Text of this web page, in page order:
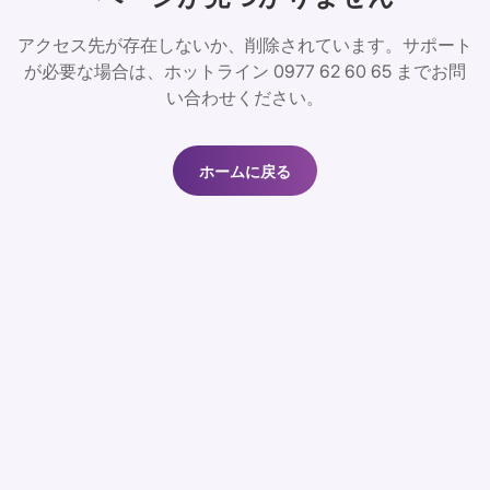
アクセス先が存在しないか、削除されています。サポート
が必要な場合は、ホットライン 0977 62 60 65 までお問
い合わせください。
ホームに戻る
ホームに戻る